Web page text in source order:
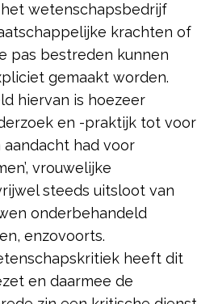
wetenschapsbedrijf
krachten of
pas bestreden kunnen
gemaakt worden.
hiervan is hoezeer
en -praktijk tot voor
had voor
vrouwelijke
steeds uitsloot van
onderbehandeld
enzovoorts.
heeft dit
en daarmee de